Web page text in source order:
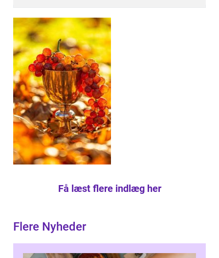
Få læst flere indlæg her
Flere Nyheder